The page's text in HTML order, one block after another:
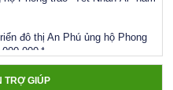
đô thị An Phú ủng hộ Phong
TRỢ GIÚP
Ea Hu – Huyện Cư Kuin – Đắk
Krông, xã Cư San – huyện